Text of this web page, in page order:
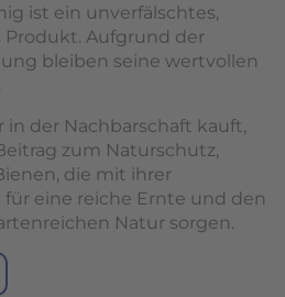
ist ein unverfälschtes,
Aufgrund der
bleiben seine wertvollen
der Nachbarschaft kauft,
zum Naturschutz,
die mit ihrer
eine reiche Ernte und den
Natur sorgen.